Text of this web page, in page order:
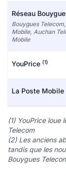
Réseau
Bouygues
Mobile, Auchan
Mobile
YouPrice (1)
La Poste Mobile
(1) YouPrice loue
Telecom
(2) Les anciens
tandis que les
Bouygues